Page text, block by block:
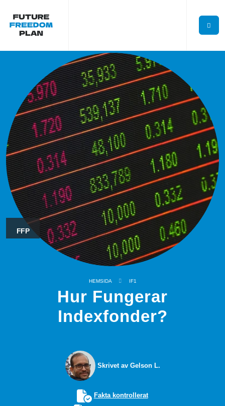
FFP
HEMSIDA IF1
Hur Fungerar
Indexfonder?
Skrivet av Gelson L.
Fakta kontrollerat